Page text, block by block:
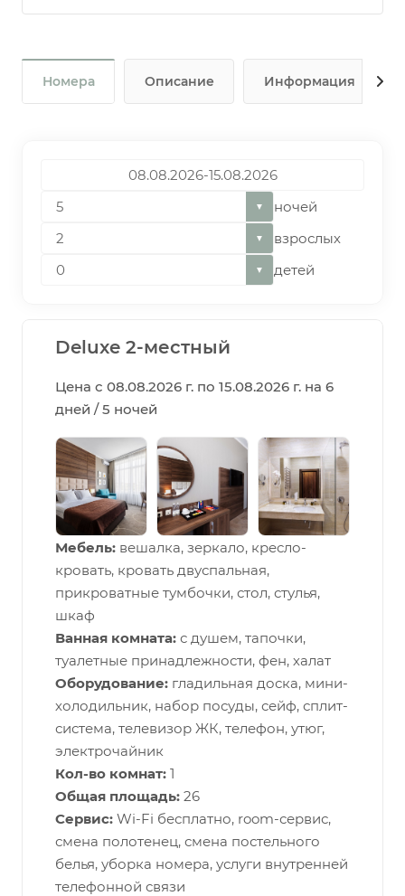
Номера Описание Информация
▼ ночей
▼ взрослых
▼ детей
Deluxe 2-местный
Цена с 08.08.2026 г. по 15.08.2026 г. на 6
дней / 5 ночей
Мебель: вешалка, зеркало, кресло-
кровать, кровать двуспальная,
прикроватные тумбочки, стол, стулья,
шкаф
Ванная комната: с душем, тапочки,
туалетные принадлежности, фен, халат
Оборудование: гладильная доска, мини-
холодильник, набор посуды, сейф, сплит-
система, телевизор ЖК, телефон, утюг,
электрочайник
Кол-во комнат: 1
Общая площадь: 26
Сервис: Wi-Fi бесплатно, room-сервис,
смена полотенец, смена постельного
белья, уборка номера, услуги внутренней
телефонной связи